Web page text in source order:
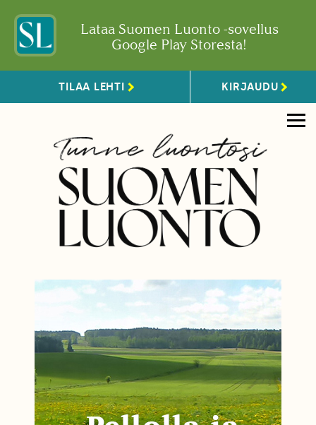
Lataa Suomen Luonto -sovellus
Google Play Storesta!
TILAA LEHTI KIRJAUDU